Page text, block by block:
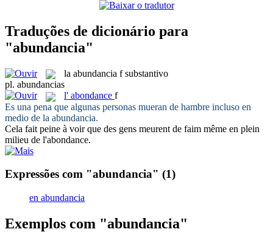
Traduções de dicionário para
"abundancia"
la abundancia f substantivo
pl. abundancias
l' abondance f
Es una pena que algunas personas mueran de hambre incluso en
medio de la abundancia.
Cela fait peine à voir que des gens meurent de faim même en plein
milieu de l'abondance.
Expressões com "abundancia" (1)
en abundancia
Exemplos com "abundancia"